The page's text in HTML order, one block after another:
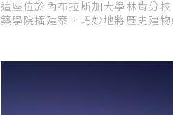
這座位於內布拉斯加大學林肯分
築學院擴建案，巧妙地將歷史建物